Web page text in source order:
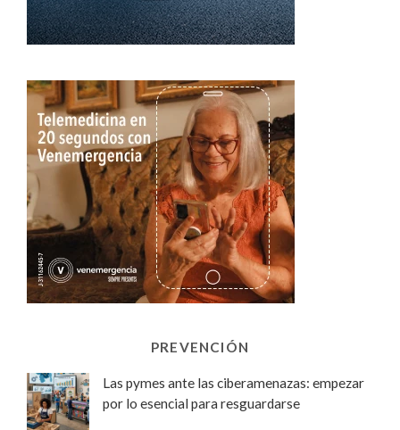
PREVENCIÓN
Las pymes ante las ciberamenazas: empezar
por lo esencial para resguardarse